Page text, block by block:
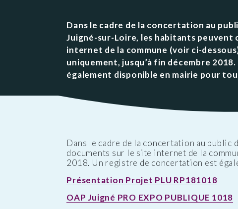
Conseil des Sages
Les projets
Résidence la Perrière
(EHPAD et Résidence
autonomie)
Le vignobleDans le cadre de la concertation au
Juigné-sur-Loire, les habitants peuvent
internet de la commune (voir ci-
uniquement, jusqu’à fin décembre
également disponible en mairie pour
Dans le cadre de la concertation au
documents sur le site internet de la
2018. Un registre de concertation est
Présentation Projet PLU RP181018
OAP Juigné PRO EXPO PUBLIQUE 1018